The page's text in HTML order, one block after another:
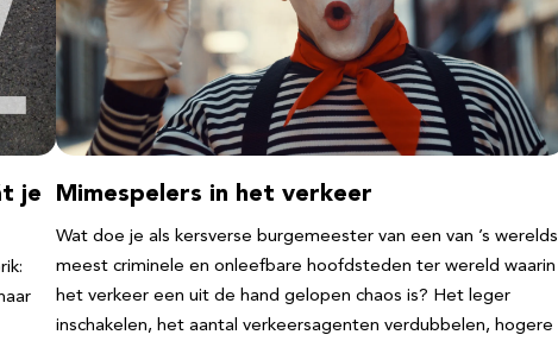
je
Mimespelers in het verkeer
Wat doe je als kersverse burgemeester van een van ’s werelds
meest criminele en onleefbare hoofdsteden ter wereld waarin
het verkeer een uit de hand gelopen chaos is? Het leger
inschakelen, het aantal verkeersagenten verdubbelen, hogere